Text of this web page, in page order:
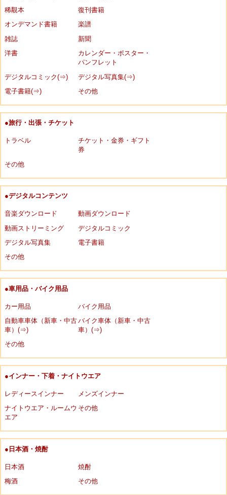
稀覯本
復刊書籍
オンデマンド書籍
楽譜
雑誌
新聞
洋書
カレンダー・ポスター・
パンフレット
デジタルコミック(⇒)
デジタル写真集(⇒)
電子書籍(⇒)
その他
●旅行・出張・チケット
トラベル
チケット・金券・ギフト
券
その他
●デジタルコンテンツ
音楽ダウンロード
動画ダウンロード
動画ストリーミング
デジタルコミック
デジタル写真集
電子書籍
その他
●車用品・バイク用品
カー用品
バイク用品
自動車車体（新車・中古
車）(⇒)
バイク車体（新車・中古
車）(⇒)
その他
●インナー・下着・ナイトウエア
レディースインナー
メンズインナー
ナイトウエア・ルームウ
エア
その他
●日本酒・焼酎
日本酒
焼酎
梅酒
その他